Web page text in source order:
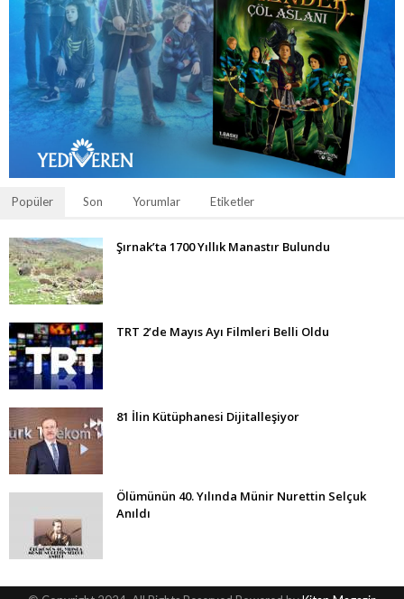
Popüler Son Yorumlar Etiketler
Şırnak’ta 1700 Yıllık Manastır Bulundu
TRT 2’de Mayıs Ayı Filmleri Belli Oldu
81 İlin Kütüphanesi Dijitalleşiyor
Ölümünün 40. Yılında Münir Nurettin Selçuk
Anıldı